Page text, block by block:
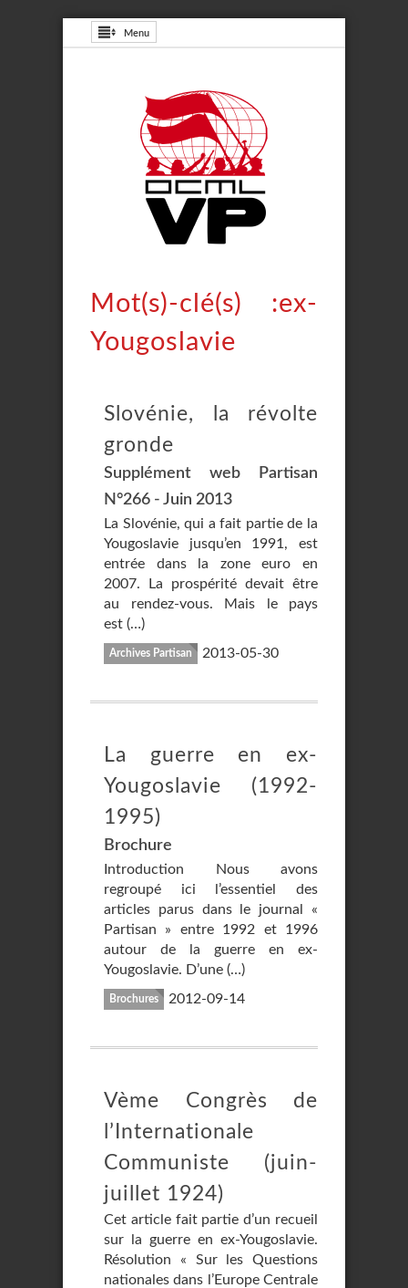
Menu
Mot(s)-clé(s) :ex-
Yougoslavie
Slovénie, la révolte
gronde
Supplément web Partisan
N°266 - Juin 2013
La Slovénie, qui a fait partie de la
Yougoslavie jusqu’en 1991, est
entrée dans la zone euro en
2007. La prospérité devait être
au rendez-vous. Mais le pays
est (…)
Archives Partisan 2013-05-30
La guerre en ex-
Yougoslavie (1992-
1995)
Brochure
Introduction Nous avons
regroupé ici l’essentiel des
articles parus dans le journal «
Partisan » entre 1992 et 1996
autour de la guerre en ex-
Yougoslavie. D’une (…)
Brochures 2012-09-14
Vème Congrès de
l’Internationale
Communiste (juin-
juillet 1924)
Cet article fait partie d’un recueil
sur la guerre en ex-Yougoslavie.
Résolution « Sur les Questions
nationales dans l’Europe Centrale